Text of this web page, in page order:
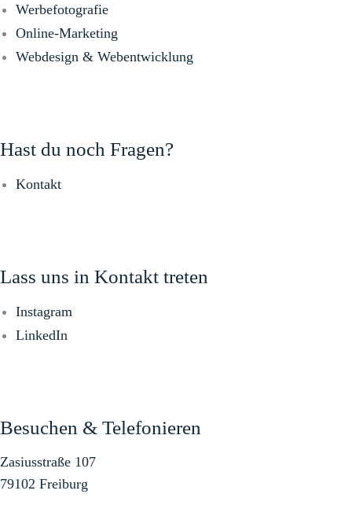
Werbefotografie
Online-Marketing
Webdesign & Webentwicklung
Hast du noch Fragen?
Kontakt
Lass uns in Kontakt treten
Instagram
LinkedIn
Besuchen & Telefonieren
Zasiusstraße 107
79102 Freiburg